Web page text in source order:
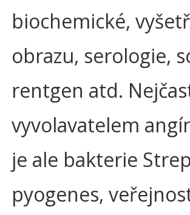
biochemické,
obrazu, serologie,
rentgen atd.
vyvolavatelem
je ale bakterie
pyogenes,